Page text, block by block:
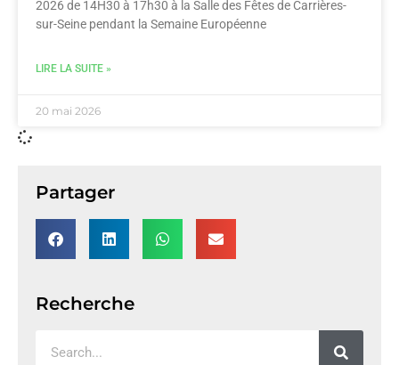
2026 de 14H30 à 17h30 à la Salle des Fêtes de Carrières-
sur-Seine pendant la Semaine Européenne
LIRE LA SUITE »
20 mai 2026
Partager
Recherche